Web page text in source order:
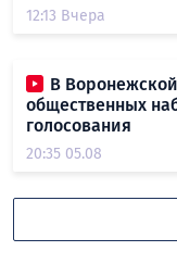
12:13 Вчера
В
общественных
голосования
20:35 05.08